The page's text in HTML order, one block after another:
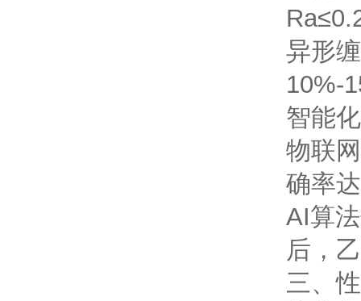
异形
10%-
智能
物联
确率
AI算
后，
三、